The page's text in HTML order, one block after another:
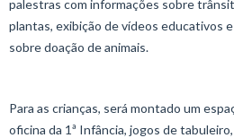
palestras com informações sobre
plantas, exibição de vídeos educativos
sobre doação de animais.
Para as crianças, será montado um
oficina da 1ª Infância, jogos de